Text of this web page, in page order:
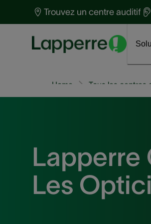
Trouvez un centre auditif
Découvrez Phonak Virto™ R
Protection auditive
Santé auditive
Interviews
Tous les centres
Home
Lapperre
Les